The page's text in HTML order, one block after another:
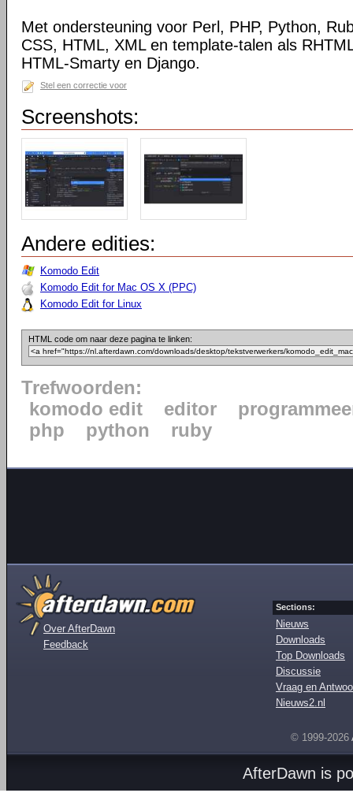
Met ondersteuning voor Perl, PHP, Python,
CSS, HTML, XML en template-talen als
HTML-Smarty en Django.
Stel een correctie voor
Screenshots:
Andere edities:
Komodo Edit
Komodo Edit for Mac OS X (PPC)
Komodo Edit for Linux
HTML code om naar deze pagina te linken:
Trefwoorden:
komodo edit
editor
php
python ruby
Over AfterDawn
Feedback
Sections:
Nieuws
Downloads
Top Downloads
Discussie
Vraag en
Nieuws2.nl
© 1999-2026
AfterDawn is